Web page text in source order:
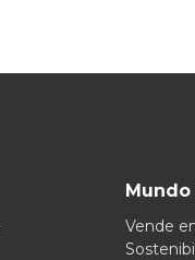
Mundo
Vende